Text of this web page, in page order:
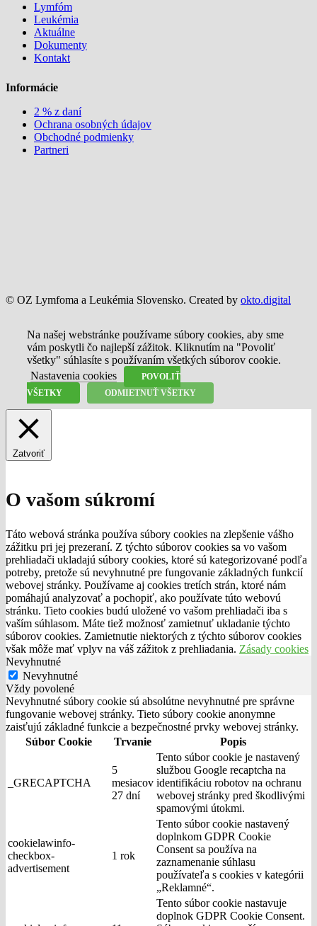
Lymfóm
Leukémia
Aktuálne
Dokumenty
Kontakt
Informácie
2 % z daní
Ochrana osobných údajov
Obchodné podmienky
Partneri
© OZ Lymfoma a Leukémia Slovensko. Created by okto.digital
Na našej webstránke používame súbory cookies, aby sme
vám poskytli čo najlepší zážitok. Kliknutím na "Povoliť
všetky" súhlasíte s používaním všetkých súborov cookie.
Nastavenia cookies
POVOLIŤ
VŠETKY
ODMIETNUŤ VŠETKY
Zatvoriť
O vašom súkromí
Táto webová stránka používa súbory cookies na zlepšenie vášho
zážitku pri jej prezeraní. Z týchto súborov cookies sa vo vašom
prehliadači ukladajú súbory cookies, ktoré sú kategorizované podľa
potreby, pretože sú nevyhnutné pre fungovanie základných funkcií
webovej stránky. Používame aj cookies tretích strán, ktoré nám
pomáhajú analyzovať a pochopiť, ako používate túto webovú
stránku. Tieto cookies budú uložené vo vašom prehliadači iba s
vaším súhlasom. Máte tiež možnosť zamietnuť ukladanie týchto
súborov cookies. Zamietnutie niektorých z týchto súborov cookies
však môže mať vplyv na váš zážitok z prehliadania. Zásady cookies
Nevyhnutné
Nevyhnutné
Vždy povolené
Nevyhnutné súbory cookie sú absolútne nevyhnutné pre správne
fungovanie webovej stránky. Tieto súbory cookie anonymne
zaisťujú základné funkcie a bezpečnostné prvky webovej stránky.
Súbor Cookie
Trvanie Popis
_GRECAPTCHA
5
mesiacov
27 dní
Tento súbor cookie je nastavený
službou Google recaptcha na
identifikáciu robotov na ochranu
webovej stránky pred škodlivými
spamovými útokmi.
cookielawinfo-
checkbox-
advertisement
1 rok
Tento súbor cookie nastavený
doplnkom GDPR Cookie
Consent sa používa na
zaznamenanie súhlasu
používateľa s cookies v kategórii
„Reklamné“.
Tento súbor cookie nastavuje
doplnok GDPR Cookie Consent.